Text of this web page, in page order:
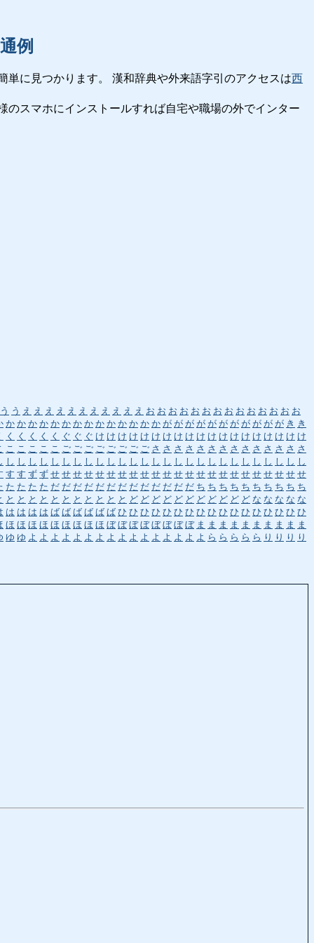
例
に見つかります。 漢和辞典や外来語字引のアクセスは西
のスマホにインストールすれば自宅や職場の外でインター
う う え え え え え え え え え え え お お お お お お お お お お お お お お
か か か か か か か か か か か か か か が が が が が が が が が が が き き
く く く く く ぐ ぐ ぐ け け け け け け け け け け け け け け け け け け け
こ こ こ こ こ ご ご ご ご ご ご ご ご さ さ さ さ さ さ さ さ さ さ さ さ さ さ
し し し し し し し し し し し し し し し し し し し し し し し し し し し
す す ず ず せ せ せ せ せ せ せ せ せ せ せ せ せ せ せ せ せ せ せ せ せ せ せ
た た た た だ だ だ だ だ だ だ だ だ だ だ だ だ ち ち ち ち ち ち ち ち ち ち
と と と と と と と と と と と ど ど ど ど ど ど ど ど ど ど ど な な な な な
は は は は ば ば ば ば ば ば ひ ひ ひ ひ ひ ひ ひ ひ ひ ひ ひ ひ ひ ひ ひ ひ ひ
ほ ほ ほ ほ ほ ほ ほ ほ ほ ぼ ぼ ぼ ぼ ぼ ぼ ぼ ぼ ま ま ま ま ま ま ま ま ま ま
ゆ ゆ よ よ よ よ よ よ よ よ よ よ よ よ よ よ よ よ ら ら ら ら ら り り り り